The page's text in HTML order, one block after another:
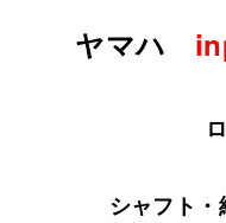
ヤマハ
シャフト・